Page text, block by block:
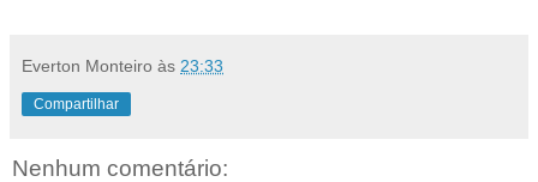
Everton Monteiro às 23:33
Compartilhar
Nenhum comentário: